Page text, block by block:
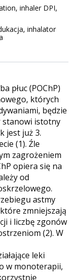
inhaler DPI,
inhalator
płuc (POChP)
których
będzie
stanowi istotny
jest już 3.
(1). Źle
zagrożeniem
opiera się na
od
astmy
zmniejszają
i liczbę zgonów
(2). W
leki
w monoterapii,